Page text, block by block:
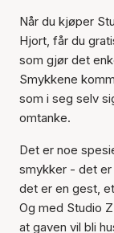
Når du kjøper
Hjort, får du
som gjør det
Smykkene
som i seg selv
omtanke.
Det er noe
smykker - det er
det er en gest,
Og med Studio
at gaven vil bli